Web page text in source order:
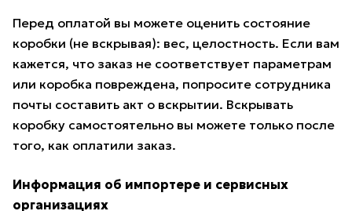
Перед оплатой вы можете оценить состояние
коробки (не вскрывая): вес, целостность. Если вам
кажется, что заказ не соответствует параметрам
или коробка повреждена, попросите сотрудника
почты составить акт о вскрытии. Вскрывать
коробку самостоятельно вы можете только после
того, как оплатили заказ.
Информация об импортере и сервисных
организациях